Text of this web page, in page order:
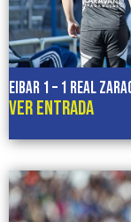
EIBAR 1 – 1 REAL
VER ENTRADA